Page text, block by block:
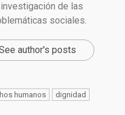
investigación de las
sociales.
author's posts
humanos
dignidad